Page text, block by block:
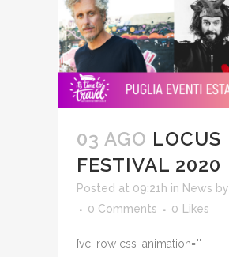
03 AGO LOCUS
FESTIVAL 2020
Posted at 09:21h in News by
0 Comments
0 Likes
[vc_row css_animation=""